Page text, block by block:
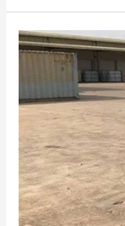
Không
Đục
Phá
Dò
Tìm
Rỉ
Tại
Vĩnh
Long
–
Phát